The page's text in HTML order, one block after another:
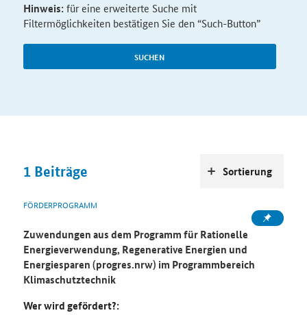
SUCHEN
Hinweis:für eine erweiterte Suche mit
Filtermöglichkeiten bestätigen Sie den “Such-Button”
1 Beiträge
FÖRDERPROGRAMM
Zuwendungen aus dem Programm für Rationelle
Energieverwendung, Regenerative Energien und
Energiesparen (progres.nrw) im Programmbereich
Klimaschutztechnik
Wer wird gefördert?:
Sortierung